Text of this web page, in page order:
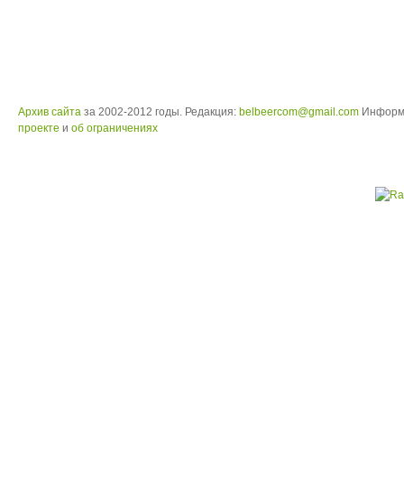
Архив сайта за 2002-2012 годы. Редакция: belbeercom@gmail.com
проекте и об ограничениях